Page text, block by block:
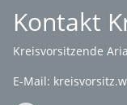
Kontakt
Kreisvorsitzende
E-Mail: